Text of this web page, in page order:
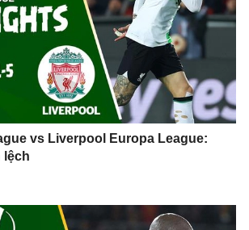
vs Liverpool Europa League:
lệch